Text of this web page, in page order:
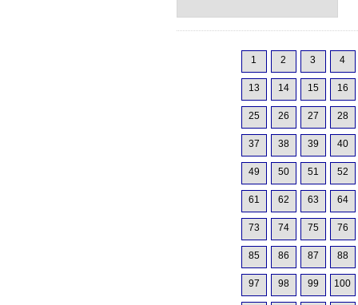
1 2 3 4
13 14 15 16
25 26 27 28
37 38 39 40
49 50 51 52
61 62 63 64
73 74 75 76
85 86 87 88
97 98 99 100